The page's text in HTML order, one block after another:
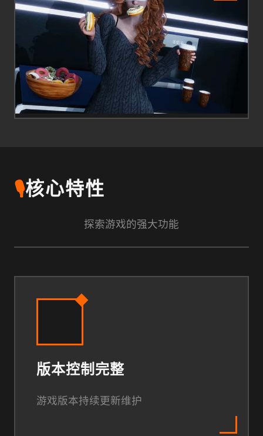
🎙️核心特性
探索游戏的强大功能
版本控制完整
游戏版本持续更新维护